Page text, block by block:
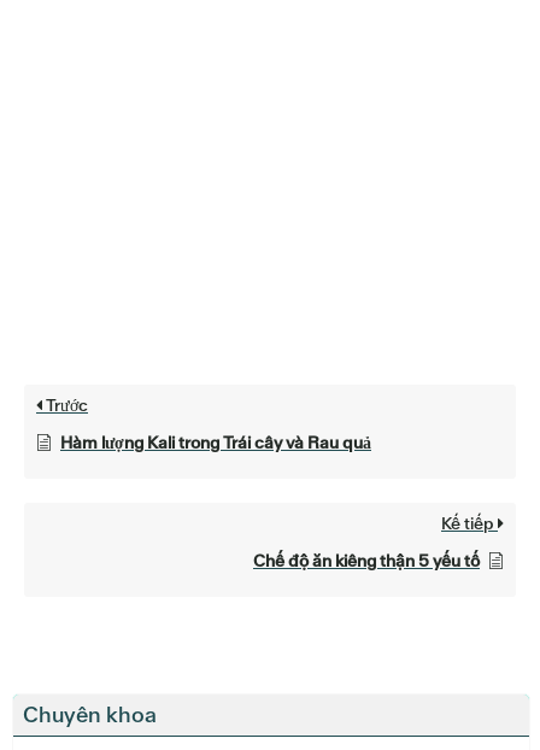
Chuyên khoa
Trước
Hàm lượng Kali trong Trái cây và Rau quả
Kế tiếp
Chế độ ăn kiêng thận 5 yếu tố